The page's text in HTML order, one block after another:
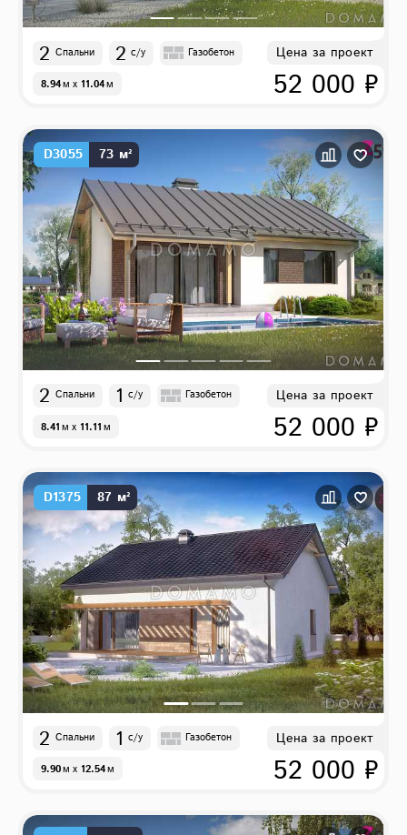
2 Спальни 2 с/у Газобетон
8.94м x 11.04м
Цена за проект
52 000 ₽
D3055 73 м²
2 Спальни 1 с/у Газобетон
8.41м x 11.11м
Цена за проект
52 000 ₽
D1375 87 м²
2 Спальни 1 с/у Газобетон
9.90м x 12.54м
Цена за проект
52 000 ₽